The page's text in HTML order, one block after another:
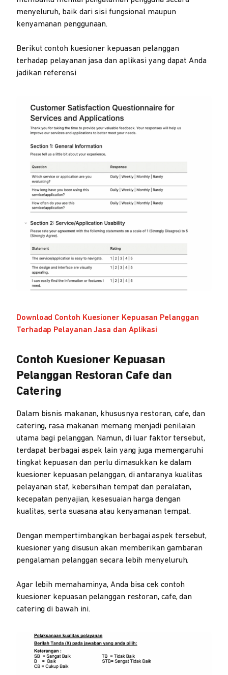
menyeluruh, baik dari sisi fungsional maupun
kenyamanan penggunaan.
Berikut contoh kuesioner kepuasan pelanggan
terhadap pelayanan jasa dan aplikasi yang dapat Anda
jadikan referensi
Download Contoh Kuesioner Kepuasan Pelanggan
Terhadap Pelayanan Jasa dan Aplikasi
Contoh Kuesioner Kepuasan
Pelanggan Restoran Cafe dan
Catering
Dalam bisnis makanan, khususnya restoran, cafe, dan
catering, rasa makanan memang menjadi penilaian
utama bagi pelanggan. Namun, di luar faktor tersebut,
terdapat berbagai aspek lain yang juga memengaruhi
tingkat kepuasan dan perlu dimasukkan ke dalam
kuesioner kepuasan pelanggan, di antaranya kualitas
pelayanan staf, kebersihan tempat dan peralatan,
kecepatan penyajian, kesesuaian harga dengan
kualitas, serta suasana atau kenyamanan tempat.
Dengan mempertimbangkan berbagai aspek tersebut,
kuesioner yang disusun akan memberikan gambaran
pengalaman pelanggan secara lebih menyeluruh.
Agar lebih memahaminya, Anda bisa cek contoh
kuesioner kepuasan pelanggan restoran, cafe, dan
catering di bawah ini.